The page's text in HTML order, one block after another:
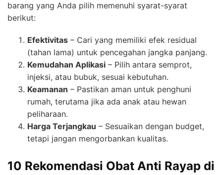
barang yang Anda pilih memenuhi syarat-syarat
berikut:
Efektivitas – Cari yang memiliki efek residual
(tahan lama) untuk pencegahan jangka panjang.
Kemudahan Aplikasi – Pilih antara semprot,
injeksi, atau bubuk, sesuai kebutuhan.
Keamanan – Pastikan aman untuk penghuni
rumah, terutama jika ada anak atau hewan
peliharaan.
Harga Terjangkau – Sesuaikan dengan budget,
tetapi jangan mengorbankan kualitas.
10 Rekomendasi Obat Anti Rayap di